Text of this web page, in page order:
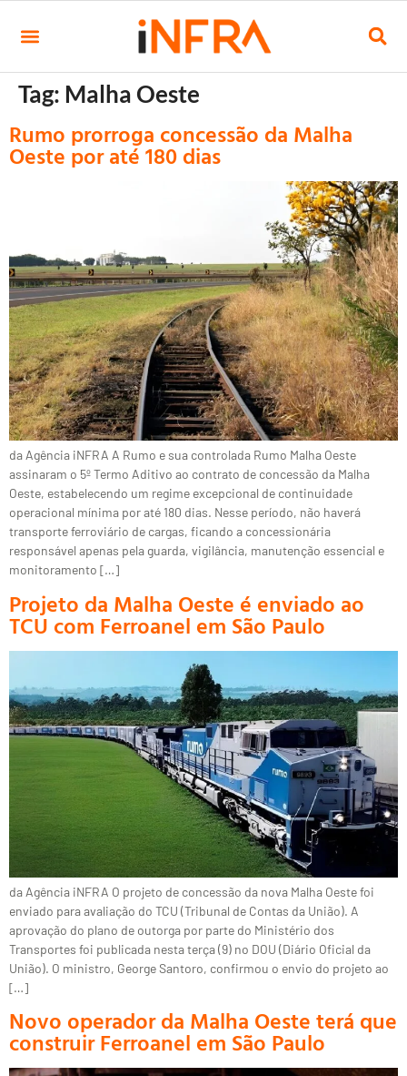
Tag: Malha Oeste
Rumo prorroga concessão da Malha
Oeste por até 180 dias
da Agência iNFRA A Rumo e sua controlada Rumo Malha Oeste
assinaram o 5º Termo Aditivo ao contrato de concessão da Malha
Oeste, estabelecendo um regime excepcional de continuidade
operacional mínima por até 180 dias. Nesse período, não haverá
transporte ferroviário de cargas, ficando a concessionária
responsável apenas pela guarda, vigilância, manutenção essencial e
monitoramento […]
Projeto da Malha Oeste é enviado ao
TCU com Ferroanel em São Paulo
da Agência iNFRA O projeto de concessão da nova Malha Oeste foi
enviado para avaliação do TCU (Tribunal de Contas da União). A
aprovação do plano de outorga por parte do Ministério dos
Transportes foi publicada nesta terça (9) no DOU (Diário Oficial da
União). O ministro, George Santoro, confirmou o envio do projeto ao
[…]
Novo operador da Malha Oeste terá que
construir Ferroanel em São Paulo